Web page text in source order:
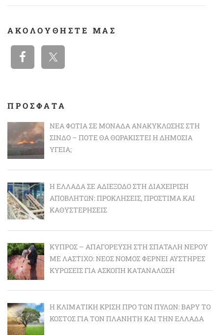
ΑΚΟΛΟΥΘΉΣΤΕ ΜΑΣ
ΠΡΟΣΦΑΤΑ
ΝΈΑ ΦΩΤΙΆ ΣΕ ΜΟΝΆΔΑ ΑΝΑΚΎΚΛΩΣΗΣ ΣΤΗ
ΣΊΝΔΟ – ΠΌΤΕ ΘΑ ΘΩΡΑΚΙΣΤΕΊ Η ΔΗΜΌΣΙΑ
ΥΓΕΊΑ;
Η ΕΛΛΆΔΑ ΣΕ ΑΔΙΈΞΟΔΟ ΣΤΗ ΔΙΑΧΕΊΡΙΣΗ
ΑΠΟΒΛΉΤΩΝ: ΠΡΟΚΛΉΣΕΙΣ, ΠΡΌΣΤΙΜΑ ΚΑΙ
ΚΑΘΥΣΤΕΡΉΣΕΙΣ
ΚΎΠΡΟΣ – ΑΠΑΓΌΡΕΥΣΗ ΣΤΗ ΣΠΑΤΆΛΗ ΝΕΡΟΎ
ΜΕ ΛΆΣΤΙΧΟ: ΝΈΟΣ ΝΌΜΟΣ ΦΈΡΝΕΙ ΑΥΣΤΗΡΈΣ
ΚΥΡΏΣΕΙΣ ΓΙΑ ΆΣΚΟΠΗ ΚΑΤΑΝΆΛΩΣΗ
Η ΚΛΙΜΑΤΙΚΉ ΚΡΊΣΗ ΠΡΟ ΤΩΝ ΠΥΛΏΝ: BΑΡΎ ΤΟ
ΚΌΣΤΟΣ ΓΙΑ ΤΟΝ ΠΛΑΝΉΤΗ ΚΑΙ ΤΗΝ ΕΛΛΆΔΑ